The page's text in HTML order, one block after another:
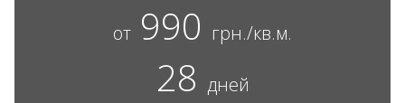
от 990 грн./кв.м.
28 дней